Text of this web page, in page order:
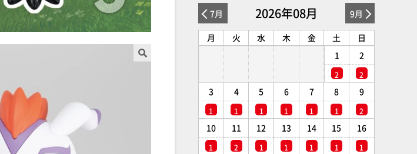
7月 2026年08月 9月
月 火 水 木 金 土
日
1
2
2
2
3
1
4
1
5
1
6
1
7
1
8
1
9
2
10
1
11
2
12
1
13
1
14
1
15
1
16
1